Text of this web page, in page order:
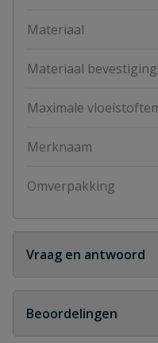
Materiaal
Materiaal
Maximale
Merknaam
Omverpakking
Vraag en antwoord
Geen vragen
Beoordelingen